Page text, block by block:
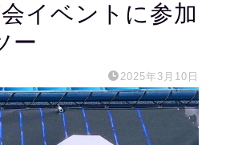
イベントに参加
ー
2025年3月10日